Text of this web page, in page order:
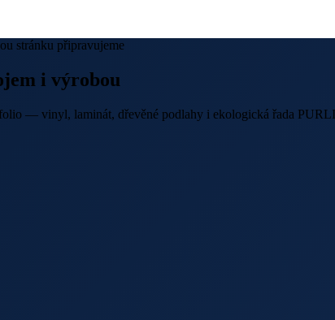
stránku připravujeme
i výrobou
— vinyl, laminát, dřevěné podlahy i ekologická řada